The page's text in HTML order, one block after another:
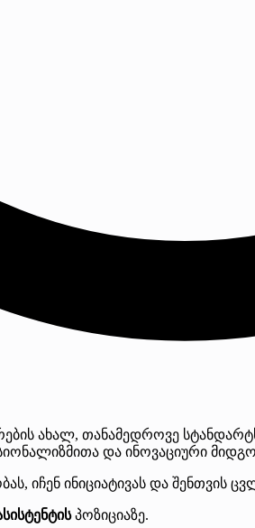
ახალ, თანამედროვე
და ინოვაციური
იჩენ ინიციატივას და შენთვის
პოზიციაზე.